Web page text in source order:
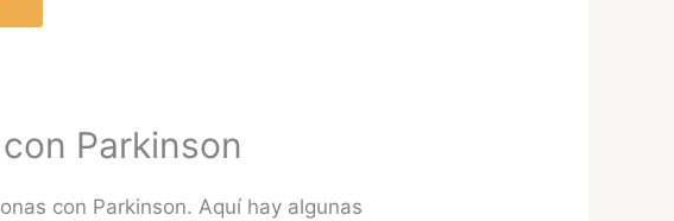
Parkinson
con Parkinson. Aquí hay algunas